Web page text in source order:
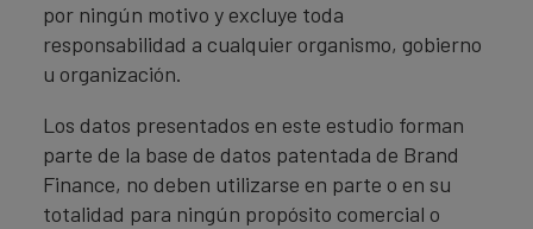
por ningún motivo y excluye toda
responsabilidad a cualquier organismo, gobierno
u organización.
Los datos presentados en este estudio forman
parte de la base de datos patentada de Brand
Finance, no deben utilizarse en parte o en su
totalidad para ningún propósito comercial o